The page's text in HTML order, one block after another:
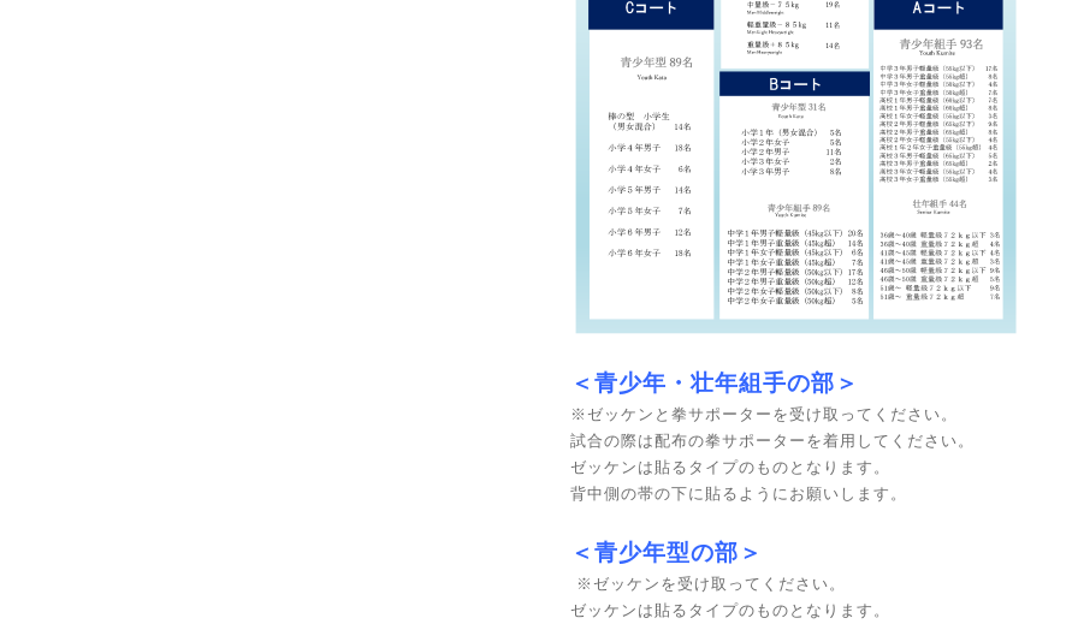
＜青少年・壮年組手の部＞
※ゼッケンと拳サポーターを受け取ってください。
試合の際は配布の拳サポーターを着用してください。
ゼッケンは貼るタイプのものとなります。
背中側の帯の下に貼るようにお願いします。
＜青少年型の部＞
※ゼッケンを受け取ってください。
ゼッケンは貼るタイプのものとなります。